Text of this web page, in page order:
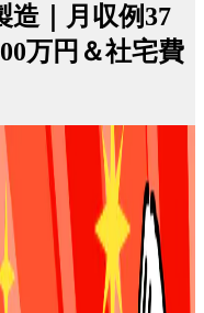
造｜月収例37
万円＆社宅費